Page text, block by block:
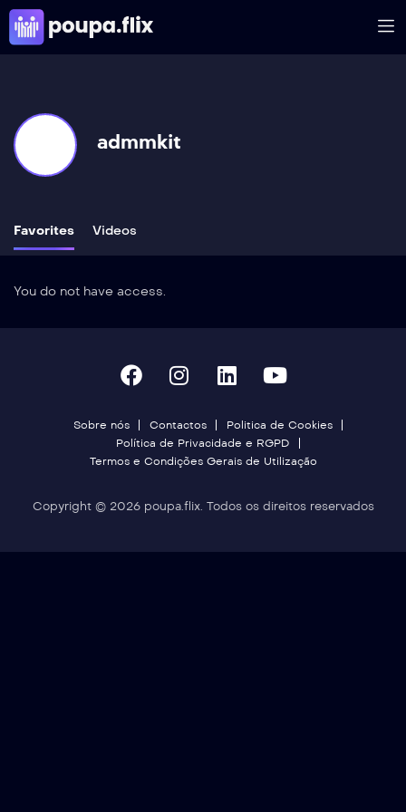
admmkit
Favorites Videos
You do not have access.
Sobre nós Contactos
Politica de Cookies
Política de Privacidade e RGPD
Termos e Condições Gerais de Utilização
Copyright © 2026 poupa.flix. Todos os direitos reservados